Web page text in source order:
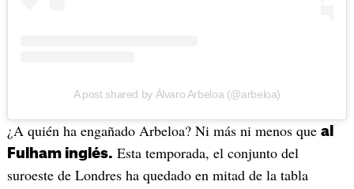
A post shared by Álvaro Arbeloa (@arbeloa)
¿A quién ha engañado Arbeloa? Ni más ni menos que al
Fulham inglés. Esta temporada, el conjunto del
suroeste de Londres ha quedado en mitad de la tabla